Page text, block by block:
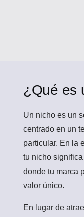
¿Qué es
Un nicho es un
centrado en un
particular. En la
tu nicho
donde tu marca
valor único.
En lugar de